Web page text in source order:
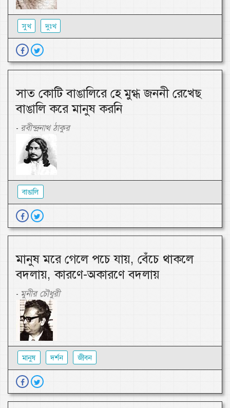
সুখ দুঃখ
সাত কোটি বাঙালিরে হে মুগ্ধ জননী রেখেছ
বাঙালি করে মানুষ করনি
- রবীন্দ্রনাথ ঠাকুর
বাঙালি
মানুষ মরে গেলে পচে যায়, বেঁচে থাকলে
বদলায়, কারণে-অকারণে বদলায়
- মুনীর চৌধুরী
মানুষ দর্শন জীবন